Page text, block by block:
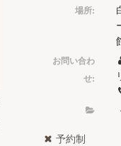
場所:
お問い合わ
せ:
予約制